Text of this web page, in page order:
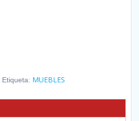
Etiqueta: MUEBLES